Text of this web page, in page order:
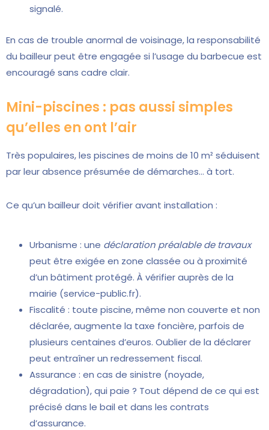
signalé.
En cas de trouble anormal de voisinage, la responsabilité
du bailleur peut être engagée si l’usage du barbecue est
encouragé sans cadre clair.
Mini-piscines : pas aussi simples
qu’elles en ont l’air
Très populaires, les piscines de moins de 10 m² séduisent
par leur absence présumée de démarches… à tort.
Ce qu’un bailleur doit vérifier avant installation :
Urbanisme : une déclaration préalable de travaux
peut être exigée en zone classée ou à proximité
d’un bâtiment protégé. À vérifier auprès de la
mairie (service-public.fr).
Fiscalité : toute piscine, même non couverte et non
déclarée, augmente la taxe foncière, parfois de
plusieurs centaines d’euros. Oublier de la déclarer
peut entraîner un redressement fiscal.
Assurance : en cas de sinistre (noyade,
dégradation), qui paie ? Tout dépend de ce qui est
précisé dans le bail et dans les contrats
d’assurance.